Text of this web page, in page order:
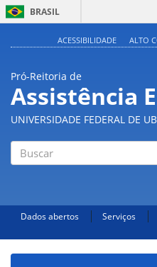
BRASIL
ACESSIBILIDADE ALTO
Pró-Reitoria de
Assistência
UNIVERSIDADE FEDERAL DE
Dados abertos Serviços